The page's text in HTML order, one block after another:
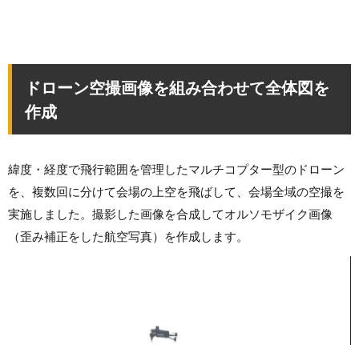
ドローン空撮画像を組み合わせて全体図を
作成
緯度・経度で飛行範囲を管理したマルチコプター型のドローン
を、複数回に分けて会場の上空を飛ばして、会場全域の空撮を
実施しました。撮影した画像を合成してオルソモザイク画像
（歪み補正をした航空写真）を作成します。